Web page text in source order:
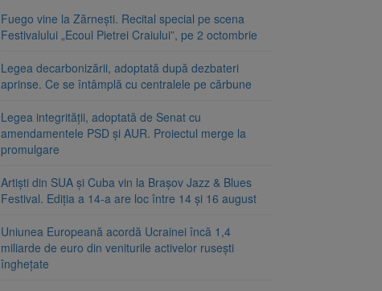
Fuego vine la Zărnești. Recital special pe scena
Festivalului „Ecoul Pietrei Craiului”, pe 2 octombrie
Legea decarbonizării, adoptată după dezbateri
aprinse. Ce se întâmplă cu centralele pe cărbune
Legea integrității, adoptată de Senat cu
amendamentele PSD și AUR. Proiectul merge la
promulgare
Artiști din SUA și Cuba vin la Brașov Jazz & Blues
Festival. Ediția a 14-a are loc între 14 și 16 august
Uniunea Europeană acordă Ucrainei încă 1,4
miliarde de euro din veniturile activelor rusești
înghețate